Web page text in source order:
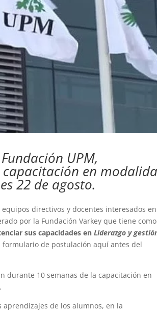
UPM,
en
22 de agosto.
directivos y docentes interesados en
por la Fundación Varkey que tiene como
sus capacidades enLiderazgo y
de postulación aquí antes del
durante 10 semanas de la capacitación en
.
de los alumnos, en la